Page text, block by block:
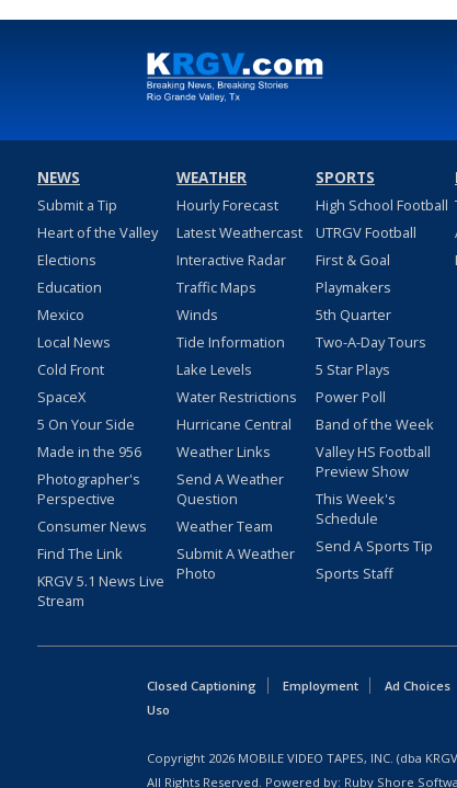
NEWS
Submit a Tip
Heart of the Valley
Elections
Education
Mexico
Local News
Cold Front
SpaceX
5 On Your Side
Made in the 956
Photographer's
Perspective
Consumer News
Find The Link
KRGV 5.1 News Live
Stream
WEATHER
Hourly Forecast
Latest Weathercast
Interactive Radar
Traffic Maps
Winds
Tide Information
Lake Levels
Water Restrictions
Hurricane Central
Weather Links
Send A Weather
Question
Weather Team
Submit A Weather
Photo
SPORTS
High School Football
UTRGV Football
First & Goal
Playmakers
5th Quarter
Two-A-Day Tours
5 Star Plays
Power Poll
Band of the Week
Valley HS Football
Preview Show
This Week's
Schedule
Send A Sports Tip
Sports Staff
Closed Captioning Employment Ad Choices
Uso
Copyright 2026 MOBILE VIDEO TAPES, INC. (dba
All Rights Reserved. Powered by: Ruby Shore